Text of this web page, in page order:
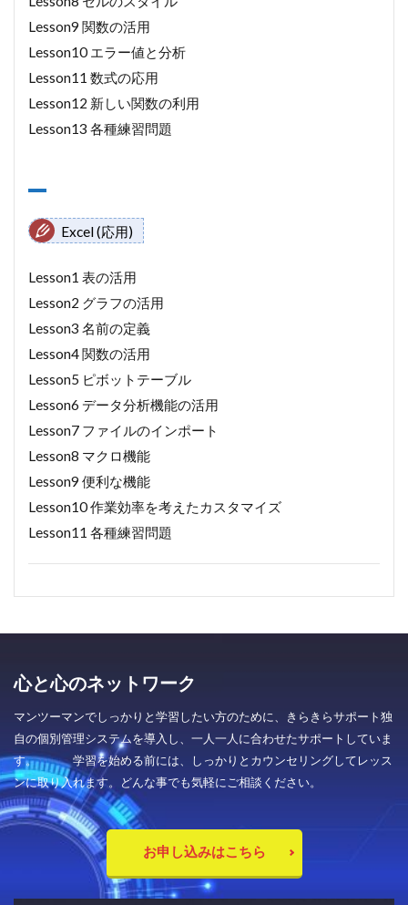
Lesson9 関数の活用
Lesson10 エラー値と分析
Lesson11 数式の応用
Lesson12 新しい関数の利用
Lesson13 各種練習問題
Excel (応用)
Lesson1 表の活用
Lesson2 グラフの活用
Lesson3 名前の定義
Lesson4 関数の活用
Lesson5 ピボットテーブル
Lesson6 データ分析機能の活用
Lesson7 ファイルのインポート
Lesson8 マクロ機能
Lesson9 便利な機能
Lesson10 作業効率を考えたカスタマイズ
Lesson11 各種練習問題
心と心のネットワーク
マンツーマンでしっかりと学習したい方のために、きらきらサポート独
自の個別管理システムを導入し、一人一人に合わせたサポートしていま
す。 学習を始める前には、しっかりとカウンセリングしてレッス
ンに取り入れます。どんな事でも気軽にご相談ください。
お申し込みはこちら